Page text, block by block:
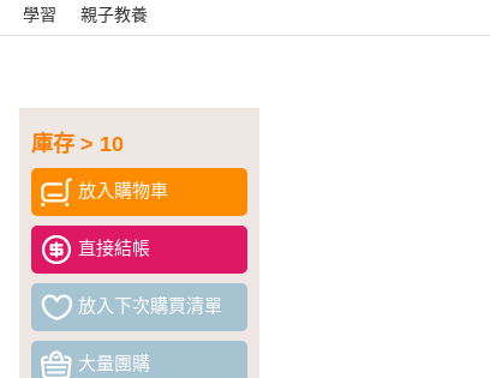
學習 親子教養
庫存 > 10
放入購物車
直接結帳
放入下次購買清單
大量團購